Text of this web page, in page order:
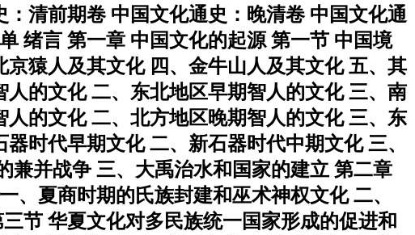
清前期卷 中国文化通史：晚清卷 中国文化通
绪言 第一章 中国文化的起源 第一节 中国境
猿人及其文化 四、金牛山人及其文化 五、其
的文化 二、东北地区早期智人的文化 三、南
的文化 二、北方地区晚期智人的文化 三、东
时代早期文化 二、新石器时代中期文化 三、
兼并战争 三、大禹治水和国家的建立 第二章
夏商时期的氏族封建和巫术神权文化 二、
节 华夏文化对多民族统一国家形成的促进和